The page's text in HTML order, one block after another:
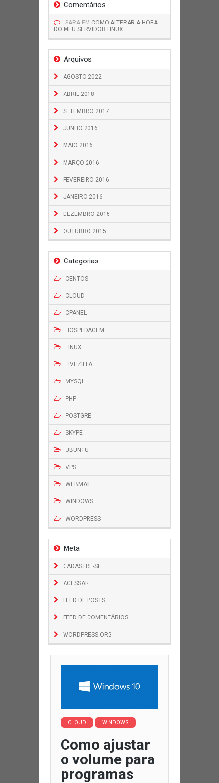
Comentários
SARA EM COMO ALTERAR A HORA
DO MEU SERVIDOR LINUX
Arquivos
AGOSTO 2022
ABRIL 2018
SETEMBRO 2017
JUNHO 2016
MAIO 2016
MARÇO 2016
FEVEREIRO 2016
JANEIRO 2016
DEZEMBRO 2015
OUTUBRO 2015
Categorias
CENTOS
CLOUD
CPANEL
HOSPEDAGEM
LINUX
LIVEZILLA
MYSQL
PHP
POSTGRE
SKYPE
UBUNTU
VPS
WEBMAIL
WINDOWS
WORDPRESS
Meta
CADASTRE-SE
ACESSAR
FEED DE POSTS
FEED DE COMENTÁRIOS
WORDPRESS.ORG
CLOUD WINDOWS
Como ajustar
o volume para
programas